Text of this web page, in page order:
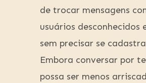
de trocar mensagens
usuários desconhecidos
sem precisar se
Embora conversar por
possa ser menos